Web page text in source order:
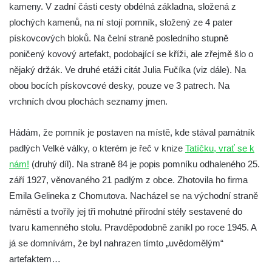
Hrob Jana Foitla na hřbitově ve Velešíně
Hrob Ludvíka Tůmy na hřbitově ve Velešíně
Hrob Josefa Havla na hřbitově ve Velešíně
Pomník obětem 2. světové války na hřbitově
u kostela svatého Václava ve Velešíně
Pamětní deska 240 MILES TO FREEDOM u
Kamarýta ve Velešíně
Pomník obětem 1. a 2. světové války na
náměstí J. V. Kamarýta ve Velešíně
Pomník obětem 1. a 2. světové války v
Římově
Hrob Petera Korgera a Petra Štindla na
kameny. V zadní části cesty obdélná základna, složená z
plochých kamenů, na ní stojí pomník, složený ze 4 pater
pískovcových bloků. Na čelní straně posledního stupně
poničený kovový artefakt, podobající se kříži, ale zřejmě šlo o
nějaký držák. Ve druhé etáži citát Julia Fučíka (viz dále). Na
obou bocích pískovcové desky, pouze ve 3 patrech. Na
vrchních dvou plochách seznamy jmen.
Hádám, že pomník je postaven na místě, kde stával památník
padlých Velké války, o kterém je řeč v knize Tatíčku, vrať se k
nám! (druhý díl). Na straně 84 je popis pomníku odhaleného 25.
září 1927, věnovaného 21 padlým z obce. Zhotovila ho firma
Emila Gelineka z Chomutova. Nacházel se na východní straně
náměstí a tvořily jej tři mohutné přírodní stély sestavené do
tvaru kamenného stolu. Pravděpodobně zanikl po roce 1945. A
já se domnívám, že byl nahrazen tímto „uvědomělým“
artefaktem…